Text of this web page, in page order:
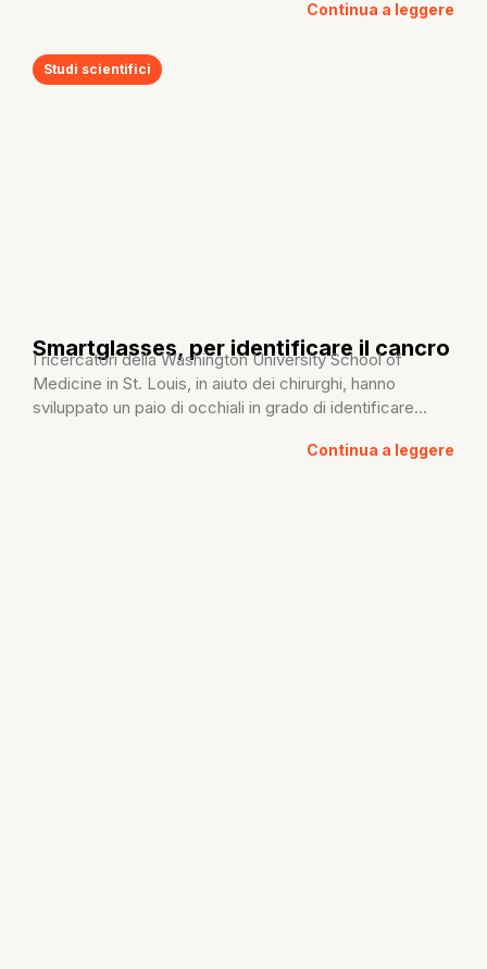
Continua a leggere
Studi scientifici
Smartglasses, per identificare il cancro
I ricercatori della Washington University School of
Medicine in St. Louis, in aiuto dei chirurghi, hanno
sviluppato un paio di occhiali in grado di identificare...
Continua a leggere